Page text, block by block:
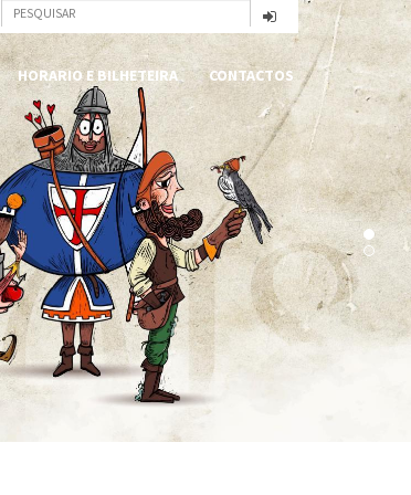
Formulário
de
pesquisa
Pesquisar
HORARIO E BILHETEIRA CONTACTOS